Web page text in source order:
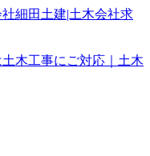
木工事にご対応｜土木